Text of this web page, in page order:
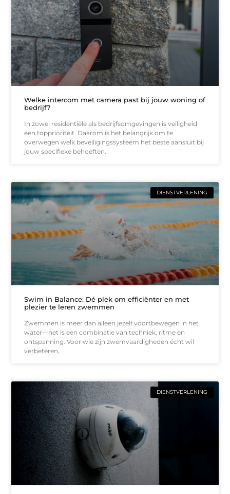
Welke intercom met camera past bij jouw woning of
bedrijf?
In zowel residentiële als bedrijfsomgevingen is veiligheid
een topprioriteit. Daarom is het belangrijk om te
overwegen welk beveiligingssysteem het beste aansluit bij
jouw specifieke behoeften.
DIENSTVERLENING
Swim in Balance: Dé plek om efficiënter en met
plezier te leren zwemmen
Zwemmen is meer dan alleen jezelf voortbewegen in het
water—het is een combinatie van techniek, ritme en
ontspanning. Voor wie zijn zwemvaardigheden écht wil
verbeteren,
DIENSTVERLENING